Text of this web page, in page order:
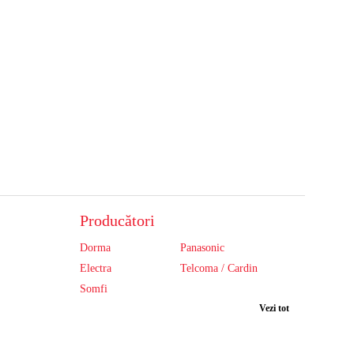
Producători
Dorma
Panasonic
Electra
Telcoma / Cardin
Somfi
Vezi tot